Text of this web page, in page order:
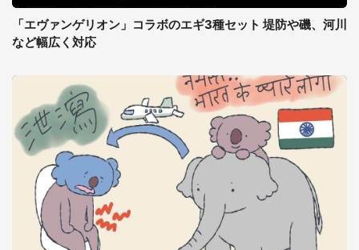
「エヴァンゲリオン」コラボのエギ3種セット 堤防や磯、河川
など幅広く対応